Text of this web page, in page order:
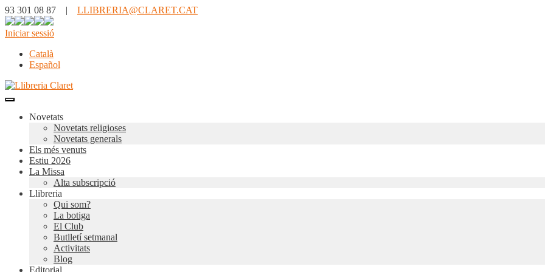
93 301 08 87 | LLIBRERIA@CLARET.CAT
Iniciar sessió
Català
Español
Novetats
Novetats religioses
Novetats generals
Els més venuts
Estiu 2026
La Missa
Alta subscripció
Llibreria
Qui som?
La botiga
El Club
Butlletí setmanal
Activitats
Blog
Editorial